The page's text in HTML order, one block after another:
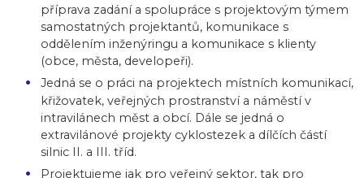
příprava zadání a spolupráce s projektovým týmem
samostatných projektantů, komunikace s
oddělením inženýringu a komunikace s klienty
(obce, města, developeři).
Jedná se o práci na projektech místních komunikací,
křižovatek, veřejných prostranství a náměstí v
intravilánech měst a obcí. Dále se jedná o
extravilánové projekty cyklostezek a dílčích částí
silnic II. a III. tříd.
Projektujeme jak pro veřejný sektor, tak pro